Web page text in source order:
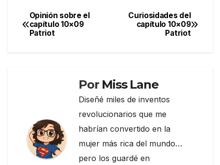
e
b
er gr
a
Navegación
de
Curiosidades del
capítulo 10×09
Patriot
Opinión sobre el
capítulo 10×09
Patriot
Por Miss Lane
Diseñé miles de inventos
revolucionarios que me
habrían convertido en la
mujer más rica del mundo…
pero los guardé en